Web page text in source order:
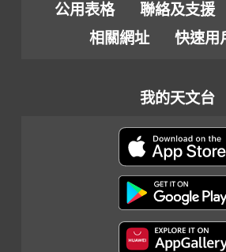
公用表格 聯絡及支援
相關網址
快速用
我的天文台